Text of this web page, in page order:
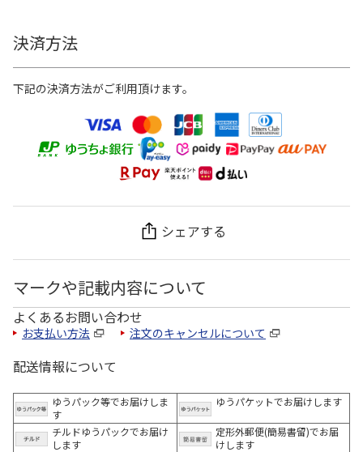
決済方法
下記の決済方法がご利用頂けます。
シェアする
マークや記載内容について
よくあるお問い合わせ
お支払い方法 注文のキャンセルについて
配送情報について
ゆうパック等でお届けしま
す
ゆうパケットでお届けします
チルドゆうパックでお届け
します
定形外郵便(簡易書留)でお届
けします